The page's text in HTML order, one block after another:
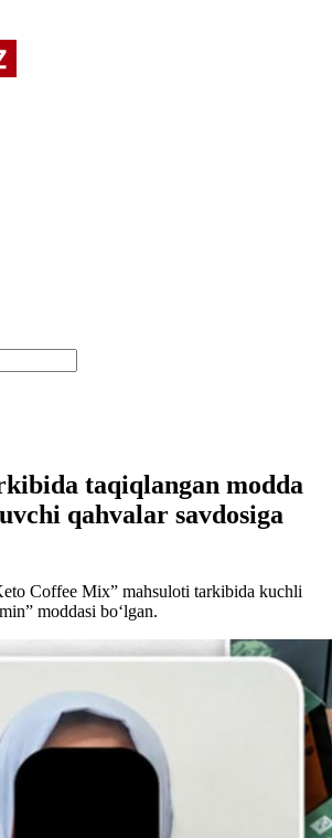
taqiqlangan modda
qahvalar savdosiga
Coffee Mix” mahsuloti tarkibida kuchli
moddasi bo‘lgan.